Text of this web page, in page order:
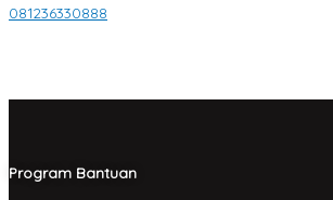
081236330888
Program Bantuan